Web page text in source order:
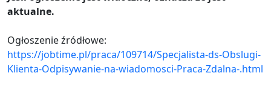
aktualne.
Ogłoszenie źródłowe:
https://jobtime.pl/praca/109714/Specjalista-ds-Obslugi-
Klienta-Odpisywanie-na-wiadomosci-Praca-Zdalna-.html